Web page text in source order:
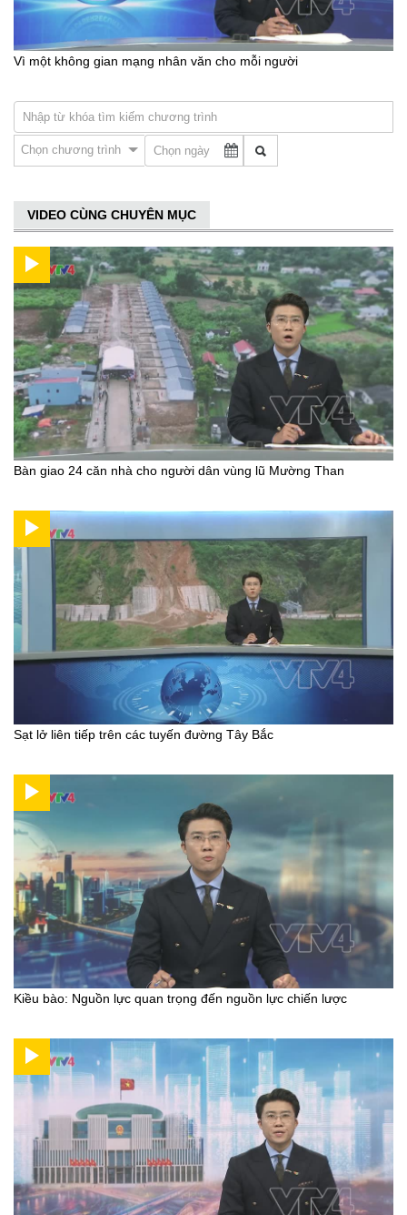
Vì một không gian mạng nhân văn cho mỗi người
Chọn chương trình
VIDEO CÙNG CHUYÊN MỤC
Bàn giao 24 căn nhà cho người dân vùng lũ Mường Than
Sạt lở liên tiếp trên các tuyến đường Tây Bắc
Kiều bào: Nguồn lực quan trọng đến nguồn lực chiến lược